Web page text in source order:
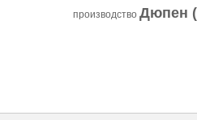
производство Дюпен